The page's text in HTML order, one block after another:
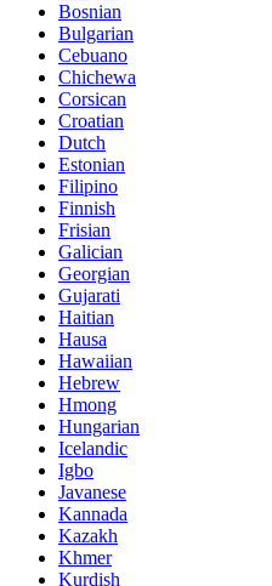
Bosnian
Bulgarian
Cebuano
Chichewa
Corsican
Croatian
Dutch
Estonian
Filipino
Finnish
Frisian
Galician
Georgian
Gujarati
Haitian
Hausa
Hawaiian
Hebrew
Hmong
Hungarian
Icelandic
Igbo
Javanese
Kannada
Kazakh
Khmer
Kurdish